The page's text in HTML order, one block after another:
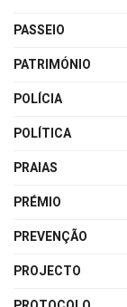
PASSEIO
PATRIMÓNIO
POLÍCIA
POLÍTICA
PRAIAS
PRÉMIO
PREVENÇÃO
PROJECTO